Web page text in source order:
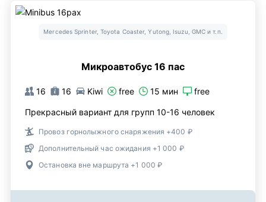
Mercedes Sprinter, Toyota Coaster, Yutong, Isuzu, GMC и т.п.
Микроавтобус 16 пас
16 16 Kiwi free 15 мин free
Прекрасный вариант для групп 10-16 человек
Провоз горнолыжного снаряжения +400 ₽
Дополнительный час ожидания +1 000 ₽
Остановка вне маршрута +1 000 ₽